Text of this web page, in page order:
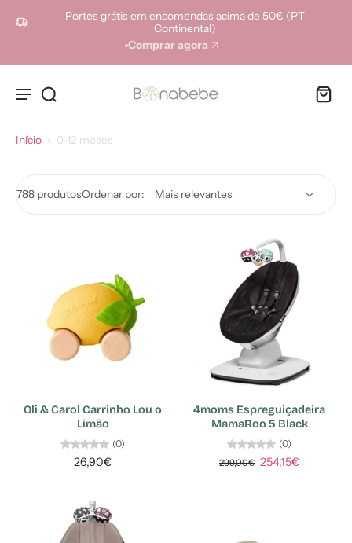
Portes grátis em encomendas acima de 50€ (PT
Continental)
Comprar agora
Início › 0-12 meses
788 produtosOrdenar por:
Oli & Carol Carrinho Lou o
Limão
(0)
26,90€
4moms Espreguiçadeira
MamaRoo 5 Black
(0)
299,00€ 254,15€